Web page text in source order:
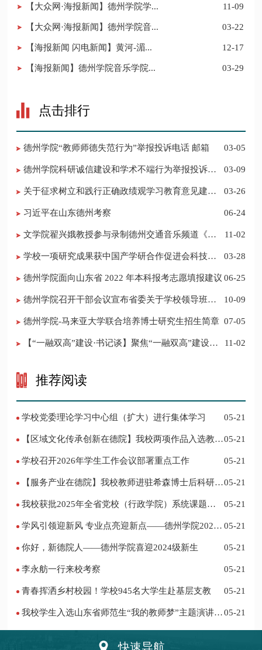
【大众网·海报新闻】德州学院学... 11-09
【大众网·海报新闻】德州学院音... 03-22
【海报新闻 闪电新闻】黄河-湄... 12-17
【海报新闻】德州学院音乐学院... 03-29
点击排行
德州学院“教师师德失范行为”举报投诉电话 邮箱 03-05
德州学院科研诚信建设和学术不端行为举报投诉电
03-09
03-26
习近平在山东德州考察 06-24
​文学院翟兴娥教授参与录制德州交通音乐频道《科
11-02
学校一项研究成果获中国产学研合作促进会科技创
03-28
德州学院面向山东省 2022 年本科报考志愿填报建议 06-25
​德州学院召开干部会议宣布省委关于学校领导班子
10-09
德州学院-马来亚大学联合培养博士研究生招生简章 07-05
11-02
推荐阅读
学校党委理论学习中心组（扩大）进行集体学习 05-21
05-21
学校召开2026年学生工作会议部署重点工作 05-21
05-21
我校获批2025年全省党校（行政学院）系统课题立
05-21
学风引领迎新风 专业点亮迎新点——德州学院2024
05-21
你好，新德院人——德州学院喜迎2024级新生 05-21
李永舫一行来校考察 05-21
青春挥洒乡村校园！学校945名大学生赴基层支教 05-21
我校学生入选山东省师范生“我的教师梦”主题演讲活
05-21
快速导航